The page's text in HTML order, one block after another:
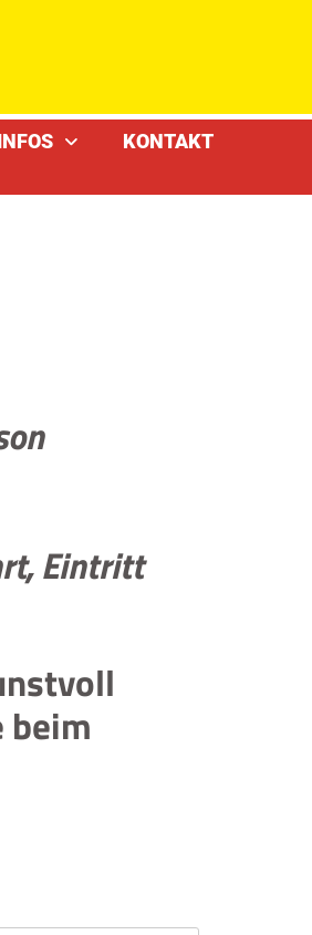
KONTAKT
Eintritt
beim